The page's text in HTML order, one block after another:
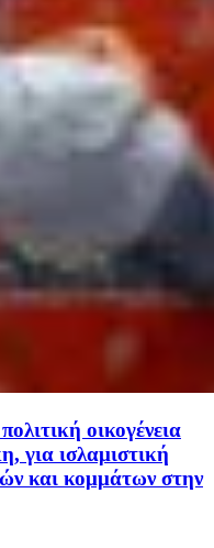
οικογένεια
για ισλαμιστική
και κομμάτων στην